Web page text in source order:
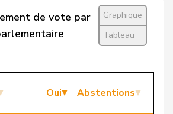
VERT-
E-S
VS
de vote par
Graphique
Tableau
Oui Abstentions